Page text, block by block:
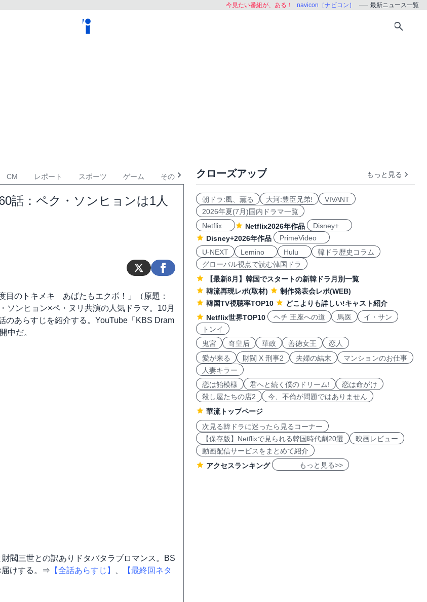
今見たい番組が、ある！ navicon［ナビコン］ 最新ニュース一覧
CM レポート スポーツ ゲーム その他
話：ペク・ソンヒョンは1人
目のトキメキ あばたもエクボ！」（原題：
ソンヒョン×ペ・ヌリ共演の人気ドラマ。10月
のあらすじを紹介する。YouTube「KBS Dram
中だ。
閥三世との訳ありドタバタラブロマンス。BS
届けする。⇒ 【全話あらすじ】
【最終回ネタ
クローズアップ もっと見る
朝ドラ:風、薫る 大河:豊臣兄弟!
VIVANT
2026年夏(7月)国内ドラマ一覧
Netflix
Netflix2026年作品
Disney+
Disney+2026年作品
PrimeVideo
U-NEXT
Lemino Hulu
韓ドラ歴史コラム
グローバル視点で読む韓国ドラ
【最新8月】韓国でスタートの新韓ドラ月別一覧
韓流再現レポ(取材)
制作発表会レポ(WEB)
韓国TV視聴率TOP10
どこよりも詳しい!キャスト紹介
Netflix世界TOP10
ヘチ 王座への道 馬医
イ・サン
トンイ
鬼宮
奇皇后 華政 善徳女王
恋人
愛が来る
財閥 X 刑事2 夫婦の結末
マンションのお仕事
人妻キラー
恋は飴模様
君へと続く僕のドリーム!
恋は命がけ
殺し屋たちの店2
今、不倫が問題ではありません
華流トップページ
次見る韓ドラに迷ったら見るコーナー
【保存版】Netflixで見られる韓国時代劇20選
映画レビュー
動画配信サービスをまとめて紹介
アクセスランキング
もっと見る>>